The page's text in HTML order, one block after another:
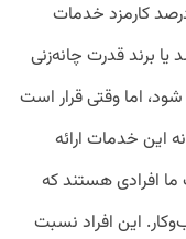
کارمزد خدمات
برند قدرت چانه‌زنی
اما وقتی قرار است
این خدمات ارائه
افرادی هستند که
این افراد نسبت